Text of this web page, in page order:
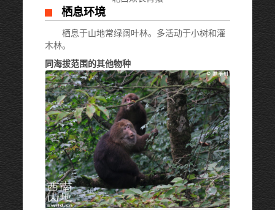
栖息环境
栖息于山地常绿阔叶林。多活动于小树和灌
木林。
同海拔范围的其他物种